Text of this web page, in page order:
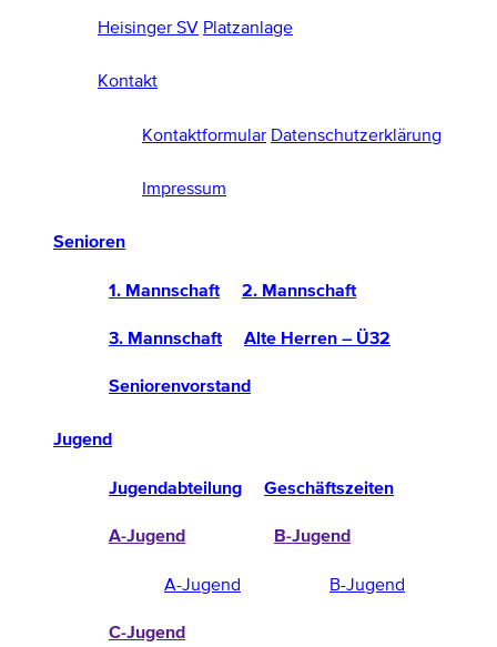
Heisinger SV Platzanlage
Kontakt
Kontaktformular Datenschutzerklärung
Impressum
Senioren
1. Mannschaft 2. Mannschaft
3. Mannschaft Alte Herren – Ü32
Seniorenvorstand
Jugend
Jugendabteilung Geschäftszeiten
A-Jugend
A-Jugend
B-Jugend
B-Jugend
C-Jugend